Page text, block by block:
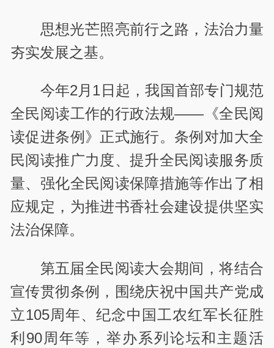
思想光芒照亮前行之路，法治力量
夯实发展之基。
今年2月1日起，我国首部专门规范
全民阅读工作的行政法规——《全民阅
读促进条例》正式施行。条例对加大全
民阅读推广力度、提升全民阅读服务质
量、强化全民阅读保障措施等作出了相
应规定，为推进书香社会建设提供坚实
法治保障。
第五届全民阅读大会期间，将结合
宣传贯彻条例，围绕庆祝中国共产党成
立105周年、纪念中国工农红军长征胜
利90周年等，举办系列论坛和主题活